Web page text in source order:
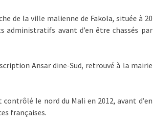
de la ville malienne de Fakola, située à 20
avant d’en être chassés par
Ansar dine-Sud, retrouvé à la mairie
le nord du Mali en 2012, avant d’en
françaises.